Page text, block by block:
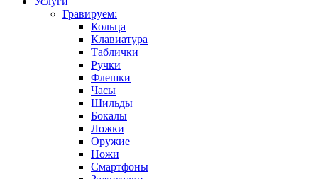
Гравируем:
Кольца
Клавиатура
Таблички
Ручки
Флешки
Часы
Шильды
Бокалы
Ложки
Оружие
Ножи
Смартфоны